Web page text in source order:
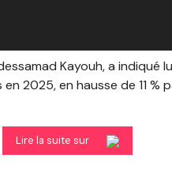
Kayouh, a indiqué
2025, en hausse de 11 %
Lire la suite sur